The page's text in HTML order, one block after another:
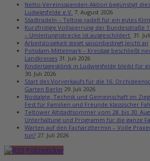
Netto-Vereinsspenden-Aktion begünstigt
Ludwigsfelde e.V. 7. August 2026
Stadtradeln – Teltow radelt für ein gutes
Kurzfristige Vollsperrung der Bundesstraße
– Umleitungsstrecke ist ausgeschildert 31.
Arbeitslosigkeit steigt saisonbedingt leicht an
Potsdam-Mittelmark – Kreistag beschließt
Landkreises 31. Juli 2026
Kindertagesklinik in Ludwigsfelde bleibt für
30. Juli 2026
Start des Vorverkaufs für die 16.
Garten Berlin 29. Juli 2026
Nostalgie, Technik und Gemeinschaft im
Fest für Familien und Freunde klassischer
Teltower Altstadtsommer vom 28. bis 30.
Unterhaltung und Programm für die ganze
Warten auf den Facharzttermin – Volle
tun? 27. Juli 2026
Polizeiticker